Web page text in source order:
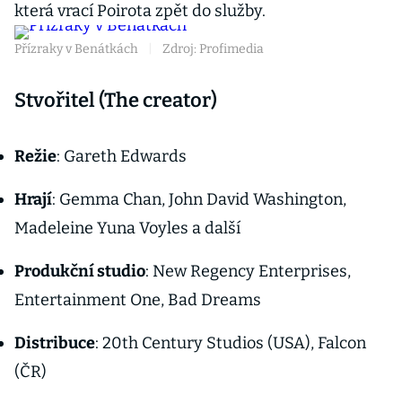
která vrací Poirota zpět do služby.
Přízraky v Benátkách Zdroj: Profimedia
Stvořitel (The creator)
Režie: Gareth Edwards
Hrají: Gemma Chan, John David Washington,
Madeleine Yuna Voyles a další
Produkční studio: New Regency Enterprises,
Entertainment One, Bad Dreams
Distribuce: 20th Century Studios (USA), Falcon
(ČR)